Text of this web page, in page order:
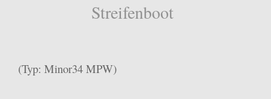
Streifenboot
(Typ: Minor34 MPW)